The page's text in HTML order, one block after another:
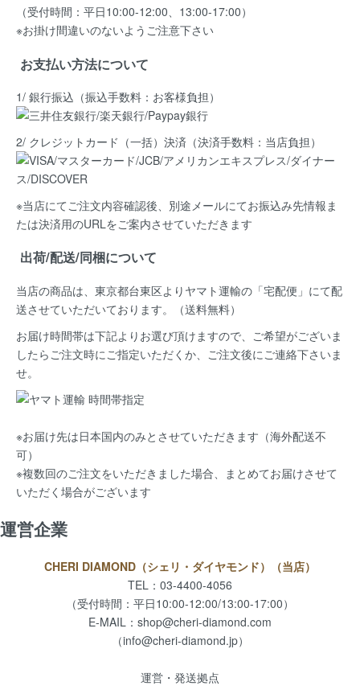
（受付時間：平日10:00-12:00、13:00-17:00）
※お掛け間違いのないようご注意下さい
お支払い方法について
1/ 銀行振込（振込手数料：お客様負担）
2/ クレジットカード（一括）決済 （決済手数料：当店負担）
※当店にてご注文内容確認後、別途メールにてお振込み先情報ま
たは決済用のURLをご案内させていただきます
出荷/配送/同梱について
当店の商品は、 東京都台東区よりヤマト運輸の「宅配便」にて配
送させていただいております。（送料無料）
お届け時間帯は下記よりお選び頂けますので、ご希望がございま
したらご注文時にご指定いただくか、ご注文後にご連絡下さいま
せ。
※お届け先は日本国内のみとさせていただきます（海外配送不
可）
※複数回のご注文をいただきました場合、まとめてお届けさせて
いただく場合がございます
運営企業
CHERI DIAMOND（シェリ・ダイヤモンド）（当店）
TEL：03-4400-4056
（受付時間：平日10:00-12:00/13:00-17:00）
E-MAIL： shop@cheri-diamond.com
（info@cheri-diamond.jp）
運営・発送拠点